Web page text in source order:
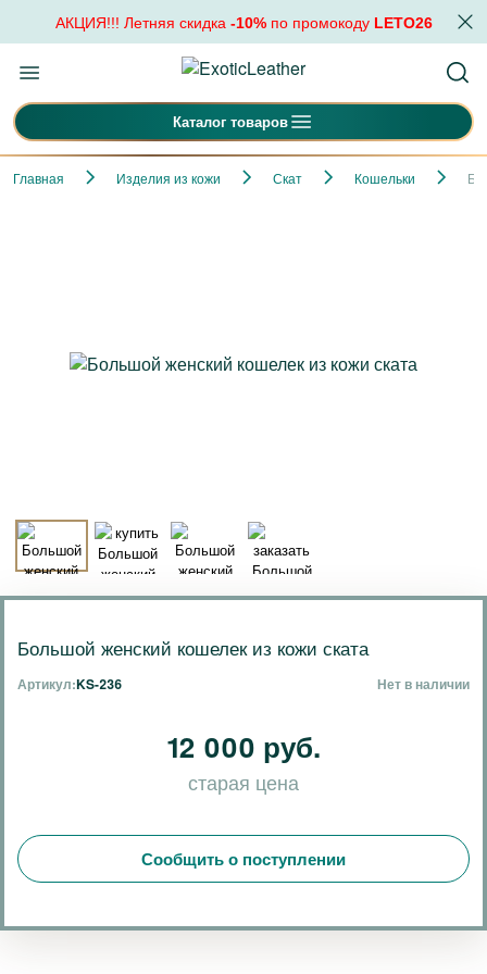
АКЦИЯ!!! Летняя скидка -10%по промокоду LETO26
Каталог товаров
Главная Изделия из кожи Скат Кошельки
Большой женский кошелек из кожи ската
Артикул:KS-236 Нет в наличии
12 000 руб.
старая цена
Сообщить о поступлении